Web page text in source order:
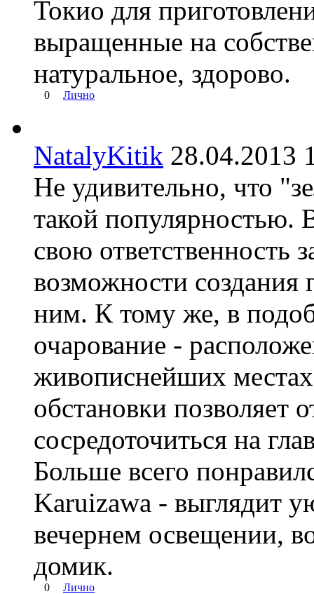
Токио для
выращенные на
натуральное, здорово.
0 Лично
NatalyKitik
Не удивительно, что
такой популярностью.
свою
возможности
ним. К тому же, в
очарование -
живописнейших
обстановки позволяет
сосредоточиться на
Больше всего
Karuizawa - выглядит
вечернем освещении,
домик.
0 Лично